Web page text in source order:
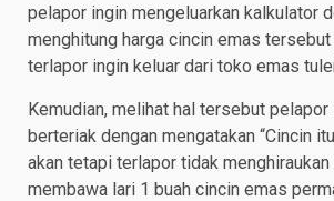
pelapor ingin mengeluarkan kalkulator
menghitung harga cincin emas
terlapor ingin keluar dari toko emas
Kemudian, melihat hal tersebut pelapor
berteriak dengan mengatakan “Cincin
akan tetapi terlapor tidak
membawa lari 1 buah cincin emas